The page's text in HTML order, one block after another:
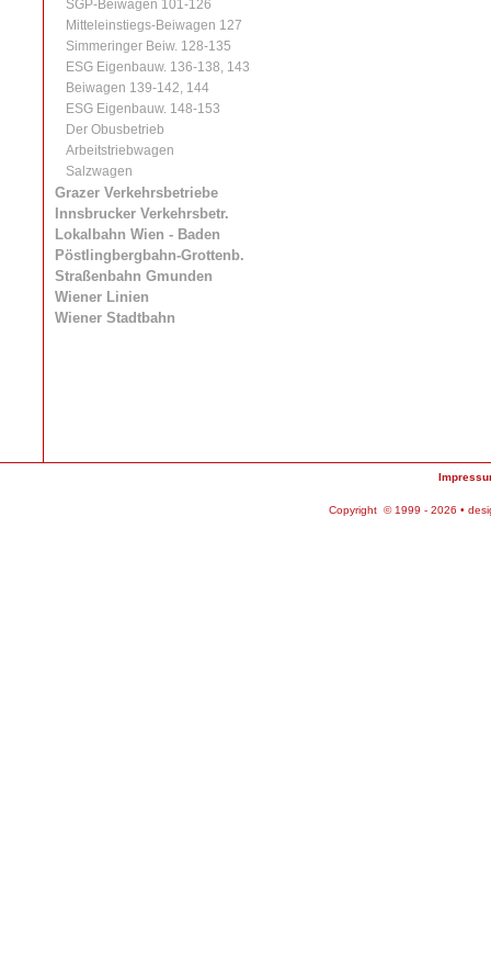
SGP-Beiwagen 101-126
Mitteleinstiegs-Beiwagen 127
Simmeringer Beiw. 128-135
ESG Eigenbauw. 136-138, 143
Beiwagen 139-142, 144
ESG Eigenbauw. 148-153
Der Obusbetrieb
Arbeitstriebwagen
Salzwagen
Grazer Verkehrsbetriebe
Innsbrucker Verkehrsbetr.
Lokalbahn Wien - Baden
Pöstlingbergbahn-Grottenb.
Straßenbahn Gmunden
Wiener Linien
Wiener Stadtbahn
Copyright © 1999 - 2026 •